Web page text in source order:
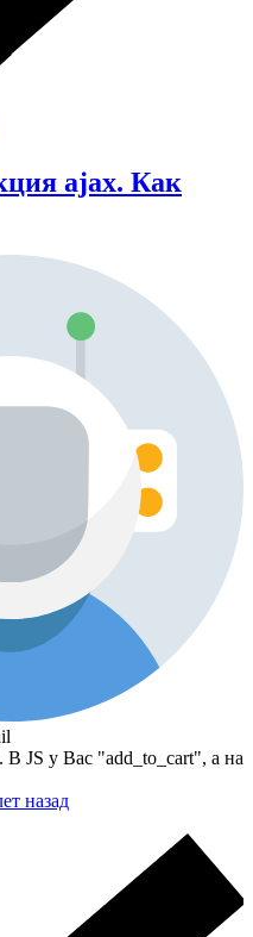
ajax. Как
В JS у Вас "add_to_cart", а на
назад